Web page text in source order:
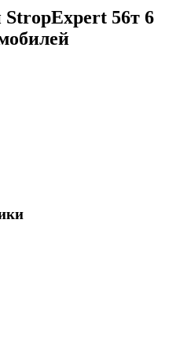
56т 6